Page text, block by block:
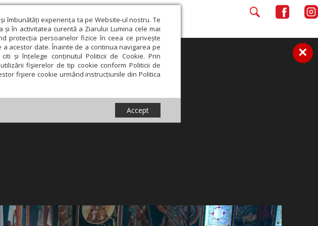
îmbunătăți experiența ta pe Website-ul nostru. Te
în activitatea curentă a Ziarului Lumina cele mai
protecția persoanelor fizice în ceea ce privește
acestor date. Înainte de a continua navigarea pe
și înțelege conținutul Politicii de Cookie. Prin
fişierelor de tip cookie conform Politicii de
fişiere cookie urmând instrucțiunile din Politica
Accept
×